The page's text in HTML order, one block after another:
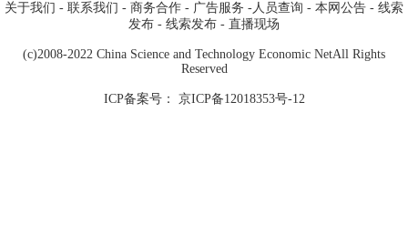
关于我们 - 联系我们 - 商务合作 - 广告服务 -人员查询 - 本网公告 - 线索
发布 - 线索发布 - 直播现场
(c)2008-2022 China Science and Technology Economic NetAll Rights
Reserved
ICP备案号： 京ICP备12018353号-12